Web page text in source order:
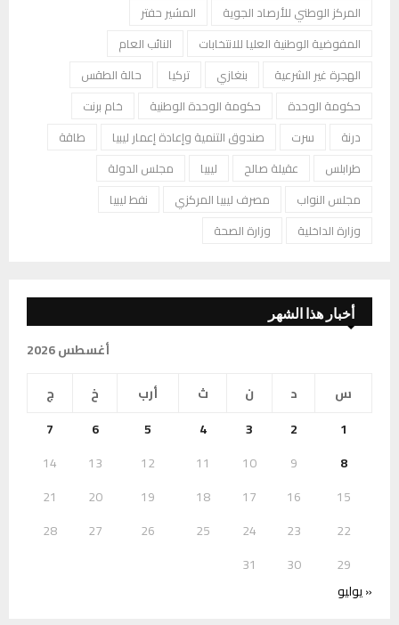
المركز الوطني للأرصاد الجوية
المشير حفتر
المفوضية الوطنية العليا للانتخابات
النائب العام
الهجرة غير الشرعية
بنغازي تركيا
حالة الطقس
حكومة الوحدة
حكومة الوحدة الوطنية
خام برنت
درنة
سرت صندوق التنمية وإعادة إعمار ليبيا
طاقة
طرابلس
عقيلة صالح ليبيا
مجلس الدولة
مجلس النواب
مصرف ليبيا المركزي
نفط ليبيا
وزارة الداخلية
وزارة الصحة
أخبار هذا الشهر
أغسطس 2026
س
د ن ث أرب خ
ج
1
2
3
4
5
6
7
8
9
10
11
12
13
14
15
16
17
18
19
20
21
22
23
24
25
26
27
28
29
30
31
« يوليو